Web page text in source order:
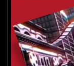
VAI ALLA SCHEDA